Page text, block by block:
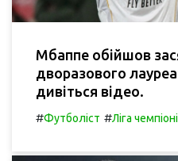
Мбаппе обійшов
дворазового
дивіться відео.
#Футболіст #Ліга